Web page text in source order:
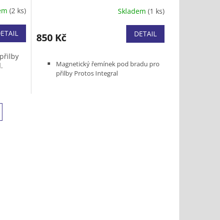
(2 ks) Skladem (1 ks)
850 Kč DETAIL
Magnetický řemínek pod bradu pro
přilby Protos Integral